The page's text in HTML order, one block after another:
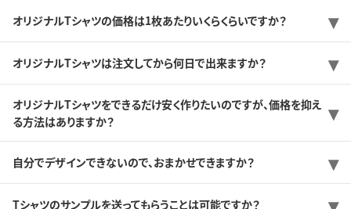
オリジナルTシャツの価格は1枚あたりいくらくらいですか？
オリジナルTシャツは注文してから何日で出来ますか？
オリジナルTシャツをできるだけ安く作りたいのですが、価格を抑え
る方法はありますか？
自分でデザインできないので、おまかせできますか？
Tシャツのサンプルを送ってもらうことは可能ですか？